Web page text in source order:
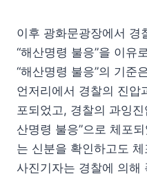
이후 광화문광장에서 경
“해산명령 불응”을 이유
“해산명령 불응”의 기준
언저리에서 경찰의 진압
포되었고, 경찰의 과잉
산명령 불응”으로 체포
는 신분을 확인하고도
사진기자는 경찰에 의해